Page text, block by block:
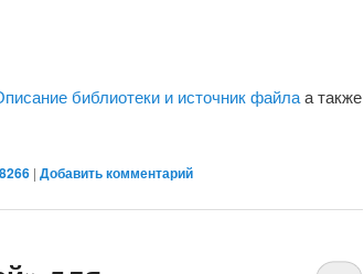
библиотеки и источник файлаа также
| Добавить комментарий